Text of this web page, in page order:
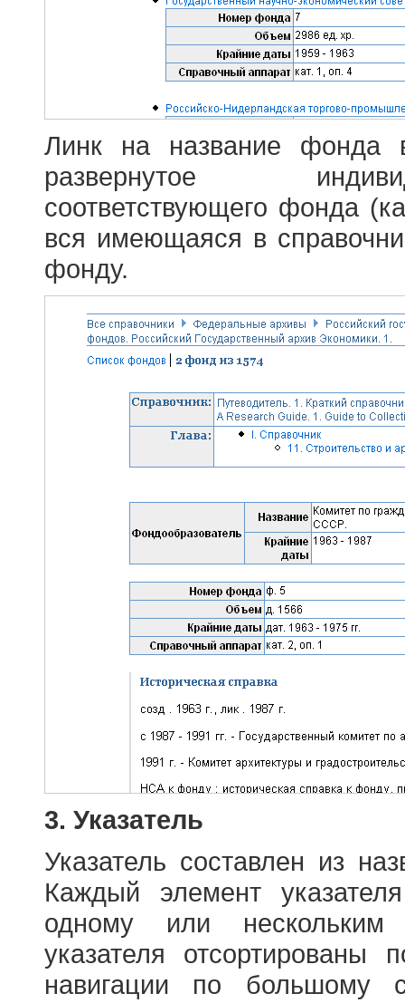
Линк на название фонда
развернутое
соответствующего фонда
вся имеющаяся в
фонду.
3. Указатель
Указатель составлен из
Каждый элемент
одному или
указателя отсортированы
навигации по большому